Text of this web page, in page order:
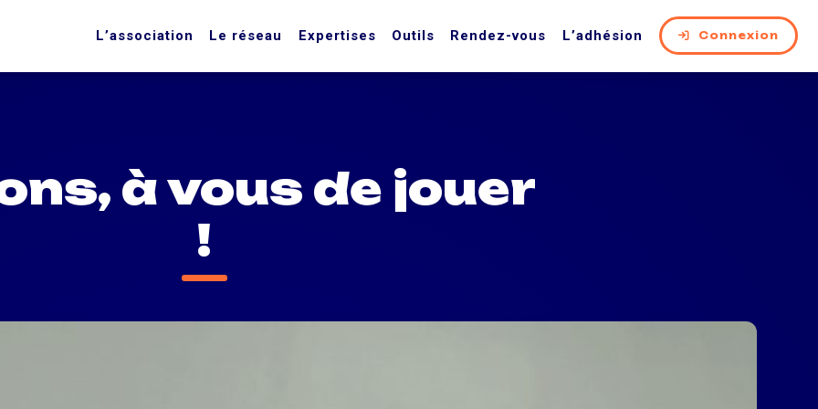
L’association Le réseau Expertises Outils Rendez-vous L’adhésion Connexion
à vous de jouer
!